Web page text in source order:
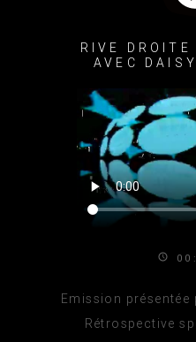
RIVE DROITE
AVEC
Emission
Rétrospective